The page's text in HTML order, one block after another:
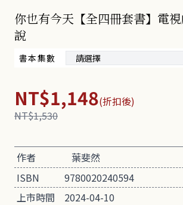
你也有今天【全四冊套書】電
說
書本集數
NT$1,148(折扣後)
NT$1,530
作者
葉斐然
ISBN
9780020240594
上市時間
2024-04-10